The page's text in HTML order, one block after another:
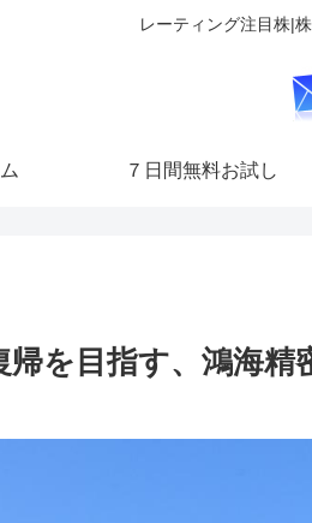
レーティング注目株|
７日間無料お試し
を目指す、鴻海精